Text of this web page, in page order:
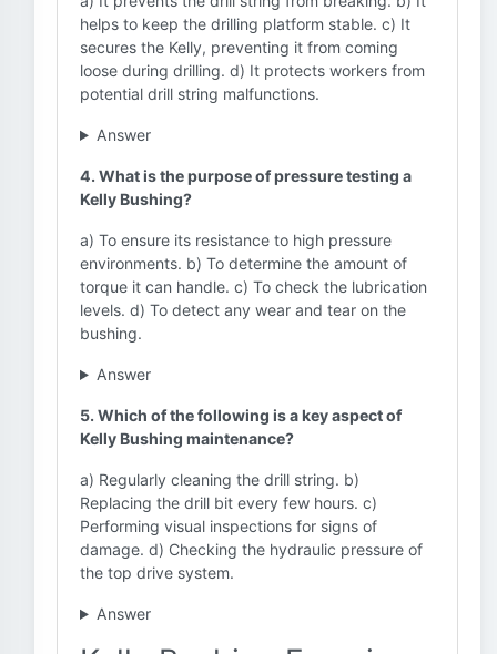
helps to keep the drilling platform stable. c) It
secures the Kelly, preventing it from coming
loose during drilling. d) It protects workers from
potential drill string malfunctions.
Answer
4. What is the purpose of pressure testing a
Kelly Bushing?
a) To ensure its resistance to high pressure
environments. b) To determine the amount of
torque it can handle. c) To check the lubrication
levels. d) To detect any wear and tear on the
bushing.
Answer
5. Which of the following is a key aspect of
Kelly Bushing maintenance?
a) Regularly cleaning the drill string. b)
Replacing the drill bit every few hours. c)
Performing visual inspections for signs of
damage. d) Checking the hydraulic pressure of
the top drive system.
Answer